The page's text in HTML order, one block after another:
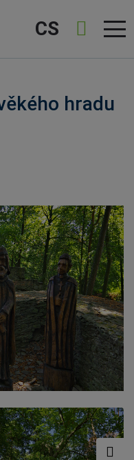
CS
hradu